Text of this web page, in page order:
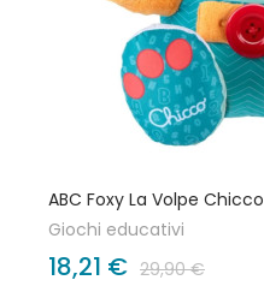
ABC Foxy La Volpe Chicco
Giochi educativi
18,21 € 29,90 €